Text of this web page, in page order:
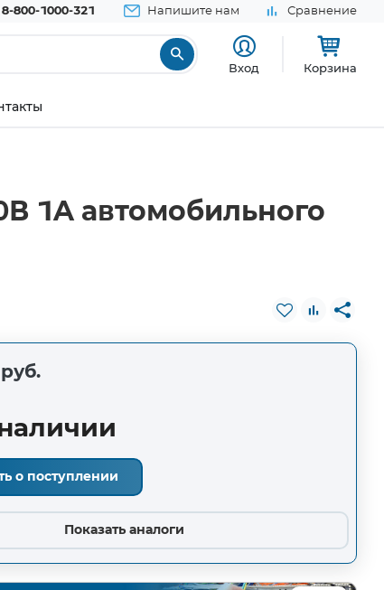
8-800-1000-321 Напишите нам Сравнение
Вход Корзина
1A автомобильного
о поступлении
Показать аналоги